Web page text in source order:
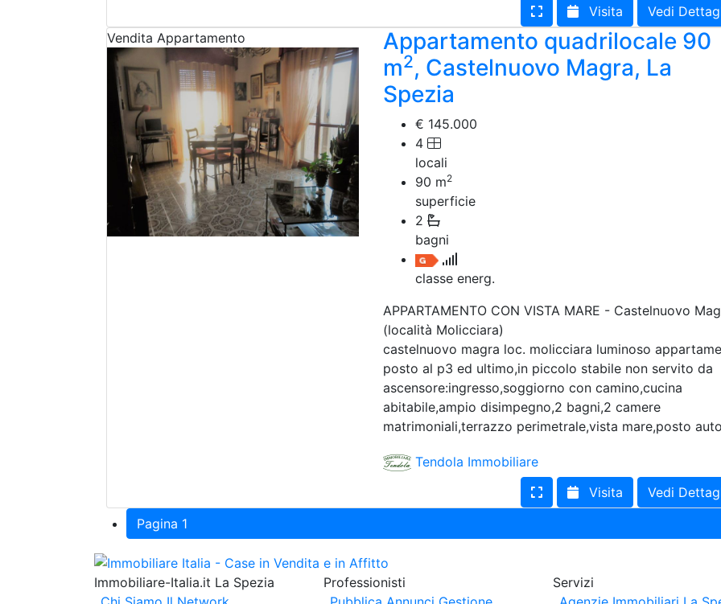
Visita
Vedi
Vendita Appartamento
Appartamento quadrilocale 90
m2, Castelnuovo Magra, La
Spezia
€ 145.000
4
locali
90 m2
superficie
2
bagni
classe energ.
APPARTAMENTO CON VISTA MARE - Castelnuovo
(località Molicciara)
castelnuovo magra loc. molicciara luminoso
posto al p3 ed ultimo,in piccolo stabile non servito da
ascensore:ingresso,soggiorno con camino,cucina
abitabile,ampio disimpegno,2 bagni,2 camere
matrimoniali,terrazzo perimetrale,vista mare,posto
Tendola Immobiliare
Visita
Vedi
Pagina 1
Immobiliare-Italia.it La Spezia
Professionisti
Servizi